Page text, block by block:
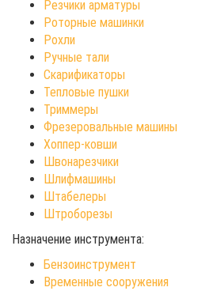
Резчики арматуры
Роторные машинки
Рохли
Ручные тали
Скарификаторы
Тепловые пушки
Триммеры
Фрезеровальные машины
Хоппер-ковши
Швонарезчики
Шлифмашины
Штабелеры
Штроборезы
Назначение инструмента:
Бензоинструмент
Временные сооружения